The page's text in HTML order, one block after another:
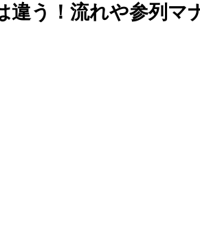
違う！流れや参列マ